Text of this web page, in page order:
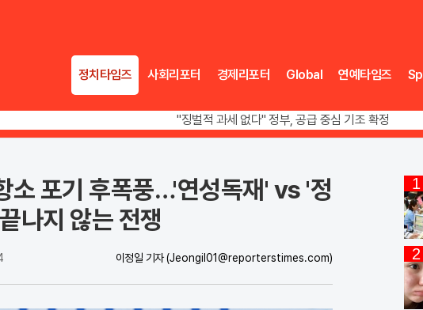
정치타임즈
사회리포터 경제리포터 Global 연예타임즈
"징벌적 과세 없다" 정부, 공급 중심 기조 확정
폭염·가뭄 이중고, 이 대통령 "취약계층 끝까지 보호"
소 포기 후폭풍…'연성독재' vs '정
나지 않는 전쟁
이정일 기자 (Jeongil01@reporterstimes.com)
1
2